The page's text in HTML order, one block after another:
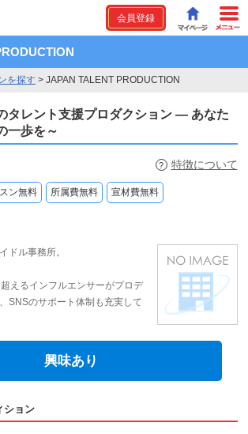
会員登録
を探す > JAPAN TALENT PRODUCTION
タレント支援プロダクション ― あなた
一歩を～
? 特徴について
ン無料 所属費無料 宣材費無料
ドル事務所。
えるインフルエンサーがプロデ
SNSのサポート体制も充実して
興味あり
ション